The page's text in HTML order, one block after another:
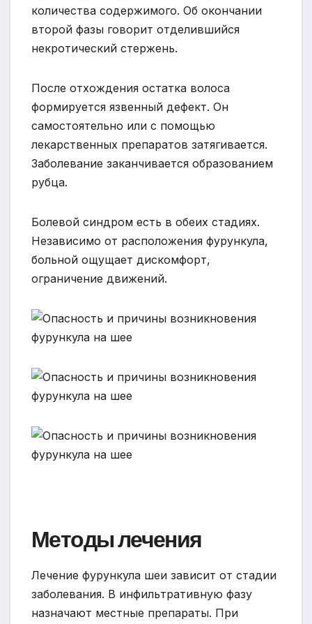
количества содержимого. Об окончании
второй фазы говорит отделившийся
некротический стержень.
После отхождения остатка волоса
формируется язвенный дефект. Он
самостоятельно или с помощью
лекарственных препаратов затягивается.
Заболевание заканчивается образованием
рубца.
Болевой синдром есть в обеих стадиях.
Независимо от расположения фурункула,
больной ощущает дискомфорт,
ограничение движений.
Методы лечения
Лечение фурункула шеи зависит от стадии
заболевания. В инфильтративную фазу
назначают местные препараты. При